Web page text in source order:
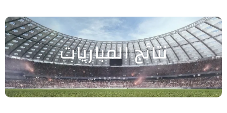
نتائج المباريات